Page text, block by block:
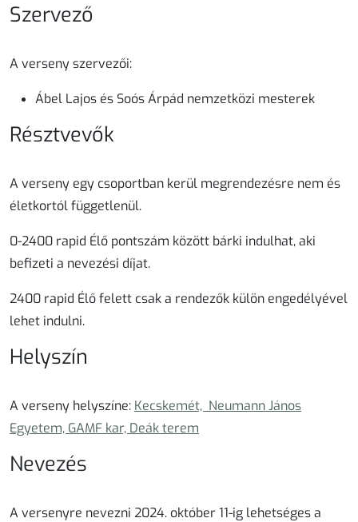
Szervező
A verseny szervezői:
Ábel Lajos és Soós Árpád nemzetközi mesterek
Résztvevők
A verseny egy csoportban kerül megrendezésre nem és
életkortól függetlenül.
0-2400 rapid Élő pontszám között bárki indulhat, aki
befizeti a nevezési díjat.
2400 rapid Élő felett csak a rendezők külön engedélyével
lehet indulni.
Helyszín
A verseny helyszíne: Kecskemét, Neumann János
Egyetem, GAMF kar, Deák terem
Nevezés
A versenyre nevezni 2024. október 11-ig lehetséges a